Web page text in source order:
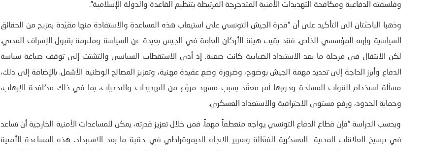
وفلسفته الدفاعية ومكافحة التهديدات الأمنية المتدحرجة المرتبطة بتنظيم القاعدة والدولة الإسلامية”.
وذهبا الباحثتان الى التأكيد على أن “قدرة الجيش التونسي على استيعاب هذه المساعدة والاستفادة منها مقيّدة بمزيج من الحقائق
السياسية وإرثه المؤسسي الخاص. فقد بقيت هيئة الأركان العامة في الجيش بعيدة عن السياسة وملتزمة بقبول الإشراف المدني.
لكن الانتقال في مرحلة ما بعد الاستبداد الضبابية كانت صعبة. إذ أدى الاستقطاب السياسي والتشتت إلى توقف صياغة سياسة
الدفاع وأبرز الحاجة إلى تحديد مهمة الجيش بوضوح، وضرورة وضع عقيدة مهنية، وتعزيز المصالح الوطنية الأشمل. بالإضافة إلى ذلك،
مسألة استخدام القوات المسلحة ودورها أمر معقّد بسبب مشهد مروّع من التهديدات والتحديات، بما في ذلك مكافحة الإرهاب،
وحماية الحدود، ورفع مستوى الاحترافية والاستعداد العسكري.
وبحسب الدراسة “فإن قطاع الدفاع التونسي يواجه منعطفاً مهماً. فمن خلال تعزيز قدرته، يمكن للمساعدات الأمنية الخارجية أن تساعد
في ترسيخ العلاقات المدنية- العسكرية الفعّالة وتعزيز الاتجاه الديموقراطي في حقبة ما بعد الاستبداد. هذه المساعدة الأمنية